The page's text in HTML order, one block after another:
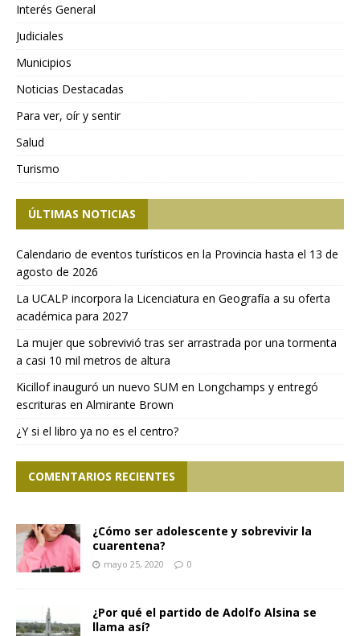
Interés General
Judiciales
Municipios
Noticias Destacadas
Para ver, oír y sentir
Salud
Turismo
ÚLTIMAS NOTICIAS
Calendario de eventos turísticos en la Provincia hasta el 13 de
agosto de 2026
La UCALP incorpora la Licenciatura en Geografía a su oferta
académica para 2027
La mujer que sobrevivió tras ser arrastrada por una tormenta
a casi 10 mil metros de altura
Kicillof inauguró un nuevo SUM en Longchamps y entregó
escrituras en Almirante Brown
¿Y si el libro ya no es el centro?
COMENTARIOS RECIENTES
¿Cómo ser adolescente y sobrevivir la
cuarentena?
mayo 25, 2020 0
¿Por qué el partido de Adolfo Alsina se
llama así?